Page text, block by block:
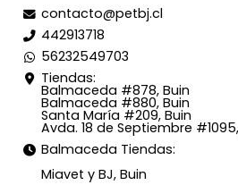
contacto@petbj.cl
442913718
56232549703
Tiendas:
Balmaceda #878, Buin
Balmaceda #880, Buin
Santa María #209, Buin
Avda. 18 de Septiembre
Balmaceda Tiendas:
Miavet y BJ, Buin